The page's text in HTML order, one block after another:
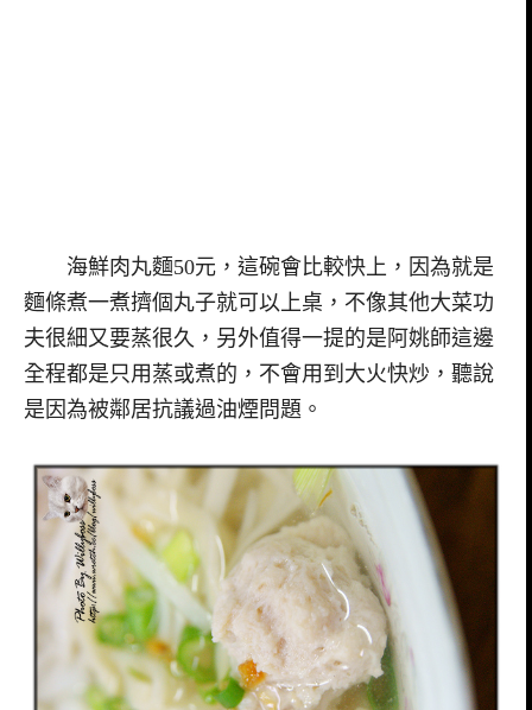
海鮮肉丸麵50元，這碗會比較快上，因為就是
麵條煮一煮擠個丸子就可以上桌，不像其他大菜功
夫很細又要蒸很久，另外值得一提的是阿姚師這邊
全程都是只用蒸或煮的，不會用到大火快炒，聽說
是因為被鄰居抗議過油煙問題。